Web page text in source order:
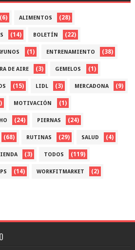
(6) ALIMENTOS (28)
(14) BOLETÍN (22)
(1) ENTRENAMIENTO (38)
DE AIRE (3) GEMELOS (1)
(15) LIDL (3) MERCADONA (9)
MOTIVACIÓN (1)
(24) PIERNAS (24)
(68) RUTINAS (29) SALUD (4)
(3) TODOS (119)
(14) WORKFITMARKET (2)